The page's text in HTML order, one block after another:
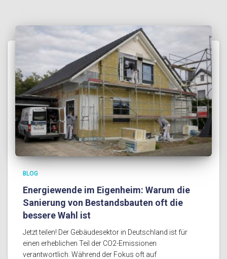
BLOG
Energiewende im Eigenheim: Warum die
Sanierung von Bestandsbauten oft die
bessere Wahl ist
Jetzt teilen! Der Gebäudesektor in Deutschland ist für
einen erheblichen Teil der CO2-Emissionen
verantwortlich. Während der Fokus oft auf